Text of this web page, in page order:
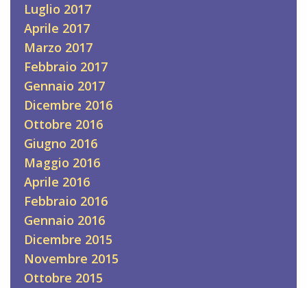
Luglio 2017
Aprile 2017
Marzo 2017
Febbraio 2017
Gennaio 2017
Dicembre 2016
Ottobre 2016
Giugno 2016
Maggio 2016
Aprile 2016
Febbraio 2016
Gennaio 2016
Dicembre 2015
Novembre 2015
Ottobre 2015